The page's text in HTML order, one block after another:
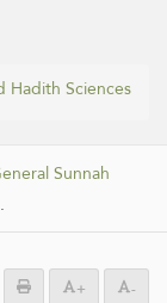
Hadith Sciences
Sunnah
.
+ -